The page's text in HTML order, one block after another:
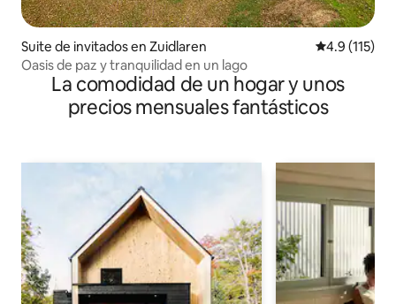
Suite de invitados en Zuidlaren Calificación
4.9 (115)
Oasis de paz y tranquilidad en un lago
La comodidad de un hogar y unos
precios mensuales fantásticos